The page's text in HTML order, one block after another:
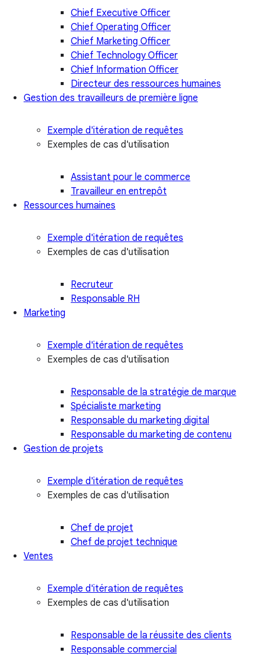
Chief Executive Officer
Chief Operating Officer
Chief Marketing Officer
Chief Technology Officer
Chief Information Officer
Directeur des ressources humaines
Gestion des travailleurs de première ligne
Exemple d'itération de requêtes
Exemples de cas d'utilisation
Assistant pour le commerce
Travailleur en entrepôt
Ressources humaines
Exemple d'itération de requêtes
Exemples de cas d'utilisation
Recruteur
Responsable RH
Marketing
Exemple d'itération de requêtes
Exemples de cas d'utilisation
Responsable de la stratégie de marque
Spécialiste marketing
Responsable du marketing digital
Responsable du marketing de contenu
Gestion de projets
Exemple d'itération de requêtes
Exemples de cas d'utilisation
Chef de projet
Chef de projet technique
Ventes
Exemple d'itération de requêtes
Exemples de cas d'utilisation
Responsable de la réussite des clients
Responsable commercial